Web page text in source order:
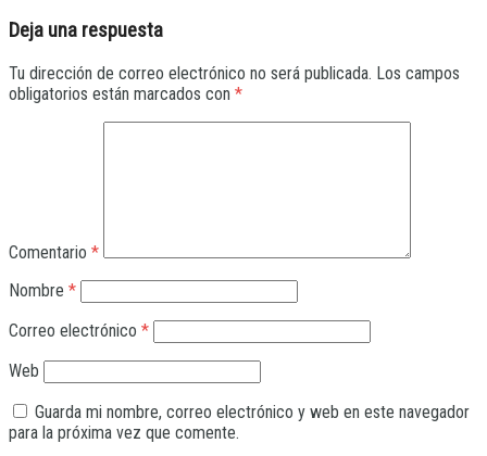
Deja una respuesta
Tu dirección de correo electrónico no será publicada. Los campos
obligatorios están marcados con *
Comentario *
Nombre *
Correo electrónico *
Web
Guarda mi nombre, correo electrónico y web en este navegador
para la próxima vez que comente.